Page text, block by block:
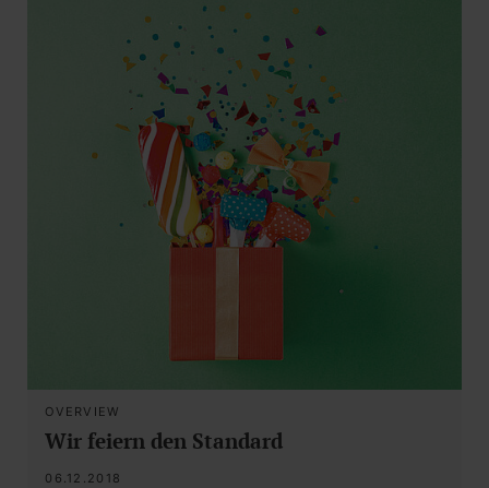
OVERVIEW
Wir feiern den Standard
06.12.2018